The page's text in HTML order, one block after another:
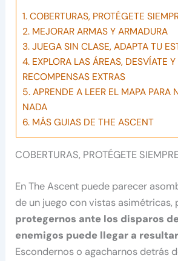
1.COBERTURAS, PROTÉGETE
2.MEJORAR ARMAS Y ARMADURA
3.JUEGA SIN CLASE, ADAPTA TU
4.EXPLORA LAS ÁREAS, DESVÍATE
RECOMPENSAS EXTRAS
5.APRENDE A LEER EL MAPA PARA
NADA
6.MÁS GUIAS DE THE ASCENT
COBERTURAS, PROTÉGETE
En The Ascent puede parecer
de un juego con vistas asimétricas,
protegernos ante los disparos
enemigos puede llegar a
Escondernos o agacharnos detrás